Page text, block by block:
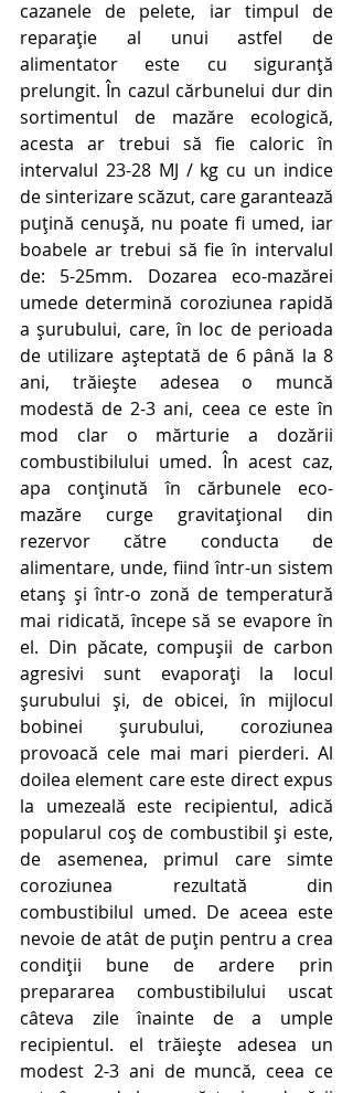
cazanele de pelete, iar timpul de
reparație al unui astfel de
alimentator este cu siguranță
prelungit. În cazul cărbunelui dur din
sortimentul de mazăre ecologică,
acesta ar trebui să fie caloric în
intervalul 23-28 MJ / kg cu un indice
de sinterizare scăzut, care garantează
puțină cenușă, nu poate fi umed, iar
boabele ar trebui să fie în intervalul
de: 5-25mm. Dozarea eco-mazărei
umede determină coroziunea rapidă
a șurubului, care, în loc de perioada
de utilizare așteptată de 6 până la 8
ani, trăiește adesea o muncă
modestă de 2-3 ani, ceea ce este în
mod clar o mărturie a dozării
combustibilului umed. În acest caz,
apa conținută în cărbunele eco-
mazăre curge gravitațional din
rezervor către conducta de
alimentare, unde, fiind într-un sistem
etanș și într-o zonă de temperatură
mai ridicată, începe să se evapore în
el. Din păcate, compușii de carbon
agresivi sunt evaporați la locul
șurubului și, de obicei, în mijlocul
bobinei șurubului, coroziunea
provoacă cele mai mari pierderi. Al
doilea element care este direct expus
la umezeală este recipientul, adică
popularul coș de combustibil și este,
de asemenea, primul care simte
coroziunea rezultată din
combustibilul umed. De aceea este
nevoie de atât de puțin pentru a crea
condiții bune de ardere prin
prepararea combustibilului uscat
câteva zile înainte de a umple
recipientul. el trăiește adesea un
modest 2-3 ani de muncă, ceea ce